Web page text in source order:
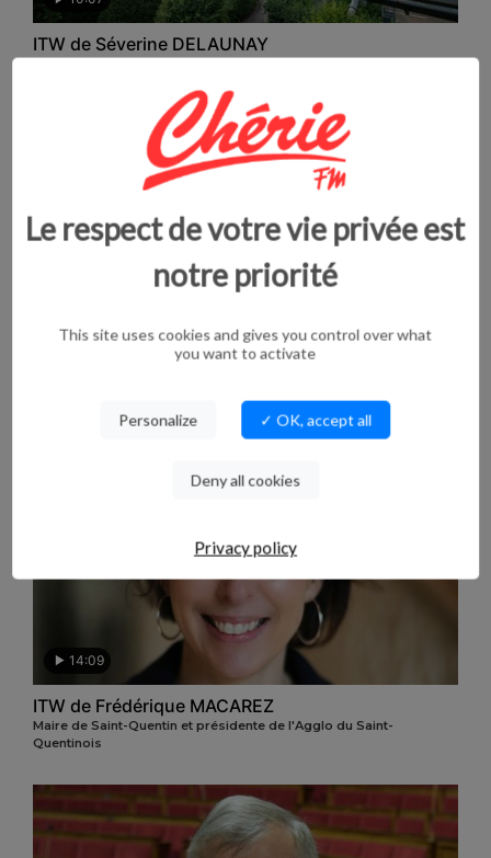
ITW de Séverine DELAUNAY
Responsable marketing et communication France d’Europa-
17:16
Maire de Niergnies et Présidente de la CAC
14:09
ITW de Frédérique MACAREZ
Maire de Saint-Quentin et présidente de l'Agglo du Saint-
Quentinois
Le respect de votre vie privée est
notre priorité
This site uses cookies and gives you control over what
you want to activate
Personalize ✓ OK, accept all
Deny all cookies
Privacy policy